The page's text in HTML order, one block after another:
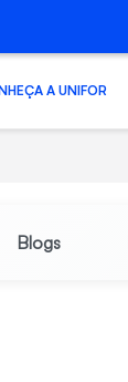
A UNIFOR
Blogs